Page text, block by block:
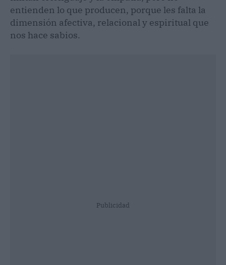
entienden lo que producen, porque les falta la
dimensión afectiva, relacional y espiritual que
nos hace sabios.
Publicidad